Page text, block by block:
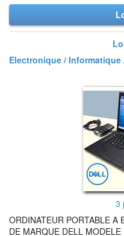
Electronique / Informatique
3
ORDINATEUR PORTABLE A
DE MARQUE DELL